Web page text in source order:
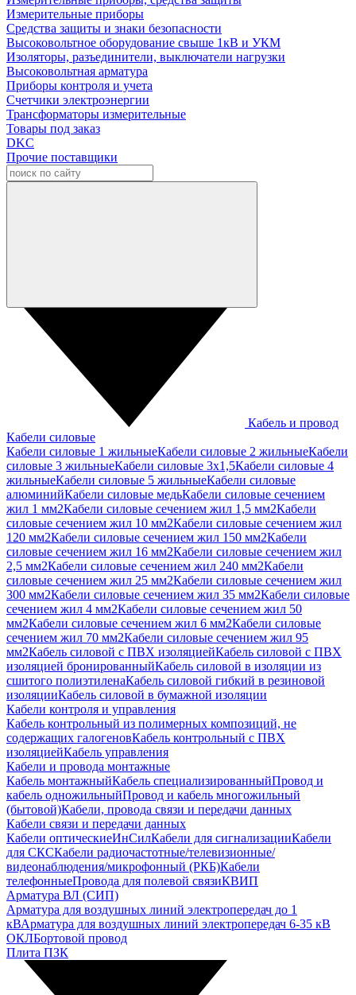
Измерительные приборы
Средства защиты и знаки безопасности
Высоковольтное оборудование свыше 1кВ и УКМ
Изоляторы, разъединители, выключатели нагрузки
Высоковольтная арматура
Приборы контроля и учета
Счетчики электроэнергии
Трансформаторы измерительные
Товары под заказ
DKC
Прочие поставщики
Кабель и провод
Кабели силовые
Кабели силовые 1 жильныеКабели силовые 2 жильныеКабели
силовые 3 жильныеКабели силовые 3х1,5Кабели силовые 4
жильныеКабели силовые 5 жильныеКабели силовые
алюминийКабели силовые медьКабели силовые сечением
жил 1 мм2Кабели силовые сечением жил 1,5 мм2Кабели
силовые сечением жил 10 мм2Кабели силовые сечением жил
120 мм2Кабели силовые сечением жил 150 мм2Кабели
силовые сечением жил 16 мм2Кабели силовые сечением жил
2,5 мм2Кабели силовые сечением жил 240 мм2Кабели
силовые сечением жил 25 мм2Кабели силовые сечением жил
300 мм2Кабели силовые сечением жил 35 мм2Кабели силовые
сечением жил 4 мм2Кабели силовые сечением жил 50
мм2Кабели силовые сечением жил 6 мм2Кабели силовые
сечением жил 70 мм2Кабели силовые сечением жил 95
мм2Кабель силовой с ПВХ изоляциейКабель силовой с ПВХ
изоляцией бронированныйКабель силовой в изоляции из
сшитого полиэтиленаКабель силовой гибкий в резиновой
изоляцииКабель силовой в бумажной изоляции
Кабели контроля и управления
Кабель контрольный из полимерных композиций, не
содержащих галогеновКабель контрольный с ПВХ
изоляциейКабель управления
Кабели и провода монтажные
Кабель монтажныйКабель специализированныйПровод и
кабель одножильныйПровод и кабель многожильный
(бытовой)Кабели, провода связи и передачи данных
Кабели связи и передачи данных
Кабели оптическиеИнСилКабели для сигнализацииКабели
для СКСКабели радиочастотные/телевизионные/
видеонаблюдения/микрофонный (РКБ)Кабели
телефонныеПровода для полевой связиКВИП
Арматура ВЛ (СИП)
Арматура для воздушных линий электропередач до 1
кВАрматура для воздушных линий электропередач 6-35 кВ
ОКЛБортовой провод
Плита ПЗК